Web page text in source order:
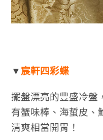
▼ 宸軒四彩蝶
擺盤漂亮的豐盛冷盤
有蟹味棒、海蜇皮、
清爽相當開胃！